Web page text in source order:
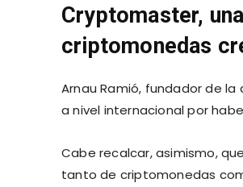
Cryptomaster,
criptomonedas
Arnau Ramió, fundador de
a nivel internacional por
Cabe recalcar, asimismo,
tanto de criptomonedas